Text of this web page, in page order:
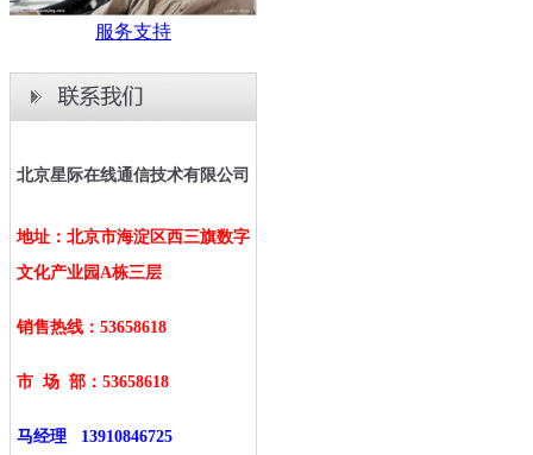
服务支持
北京星际在线通信技术有限公司
地址：北京市海淀区西三旗数字
文化产业园A栋三层
销售热线：53658618
市 场 部： 53658618
马经理 13910846725